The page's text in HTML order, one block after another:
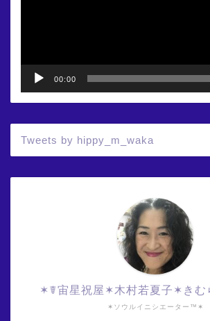
00:00
Tweets by hippy_m_waka
✶ソウルイニシエーター™✶
✶☤宙星祝屋✶木村若夏子✶きむ